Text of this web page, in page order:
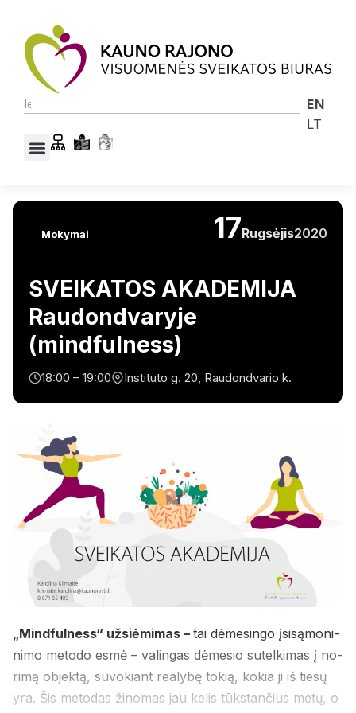
EN
LT
Mokymai 17Rugsėjis2020
SVEIKATOS AKADEMIJA
Raudondvaryje
(mindfulness)
18:00 – 19:00 Instituto g. 20, Raudondvario k.
„Mindfulness“ užsiėmimas – tai dė­me­sin­go įsi­są­mo­ni­
ni­mo me­to­do es­mė – va­lin­gas dė­me­sio su­tel­ki­mas į no­
ri­mą ob­jek­tą, su­vo­kiant rea­ly­bę to­kią, ko­kia ji iš tie­sų
yra. Šis me­to­das ži­no­mas jau ke­lis tūks­tan­čius metų, o